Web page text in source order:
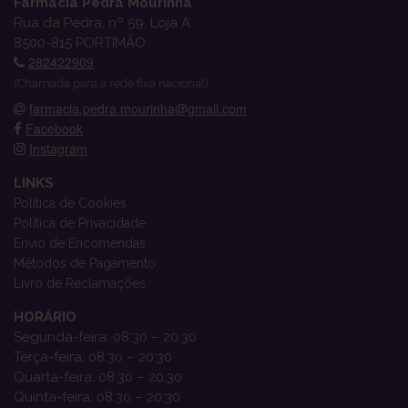
Rua da Pedra, nº 59, Loja A
8500-815 PORTIMÃO
282422909
(Chamada para a rede fixa nacional)
farmacia.pedra.mourinha@gmail.com
Facebook
Instagram
LINKS
Política de Cookies
Política de Privacidade
Envio de Encomendas
Métodos de Pagamento
Livro de Reclamações
HORÁRIO
Segunda-feira: 08:30 – 20:30
Terça-feira: 08:30 – 20:30
Quarta-feira: 08:30 – 20:30
Quinta-feira: 08:30 – 20:30